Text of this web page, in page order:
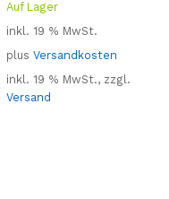
Auf Lager
inkl. 19 % MwSt.
plusVersandkosten
inkl. 19 % MwSt., zzgl.
Versand